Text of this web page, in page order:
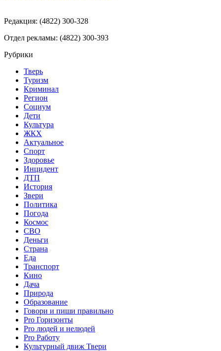
Редакция: (4822) 300-328
Отдел рекламы: (4822) 300-393
Рубрики
Тверь
Туризм
Криминал
Регион
Социум
Дети
Культура
ЖКХ
Актуальное
Спорт
Здоровье
Инцидент
ДТП
История
Звери
Политика
Погода
Космос
СВО
Деньги
Страна
Еда
Транспорт
Кино
Дача
Природа
Образование
Говори и пиши правильно
Pro Горизонты
Pro людей и нелюдей
Pro Работу
Культурный движ Твери